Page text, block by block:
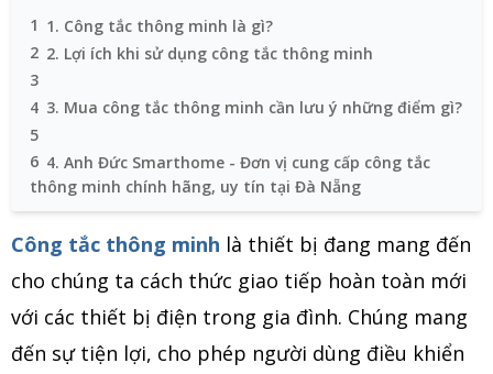
1 1. Công tắc thông minh là gì?
2 2. Lợi ích khi sử dụng công tắc thông minh
3
4 3. Mua công tắc thông minh cần lưu ý những điểm gì?
5
6 4. Anh Đức Smarthome - Đơn vị cung cấp công tắc
thông minh chính hãng, uy tín tại Đà Nẵng
Công tắc thông minh là thiết bị đang mang đến
cho chúng ta cách thức giao tiếp hoàn toàn mới
với các thiết bị điện trong gia đình. Chúng mang
đến sự tiện lợi, cho phép người dùng điều khiển